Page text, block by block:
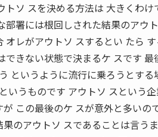
トソ スを決める方法は 大きくわ
部署には根回しされた結果のアウ
オレがアウトソ スするとい たら
できない状態で決まるケ スです
というように流行に乗ろうとす
いうものです アウトソ スという
この最後のケ スが意外と多いの
のアウトソ スであることは言う